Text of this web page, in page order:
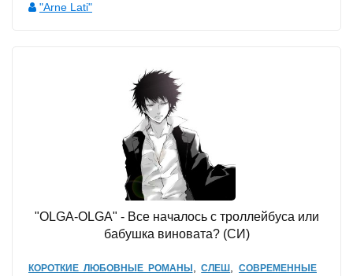
"Arne Lati"
"OLGA-OLGA" - Все началось с троллейбуса или
бабушка виновата? (СИ)
КОРОТКИЕ ЛЮБОВНЫЕ РОМАНЫ ,СЛЕШ , СОВРЕМЕННЫЕ